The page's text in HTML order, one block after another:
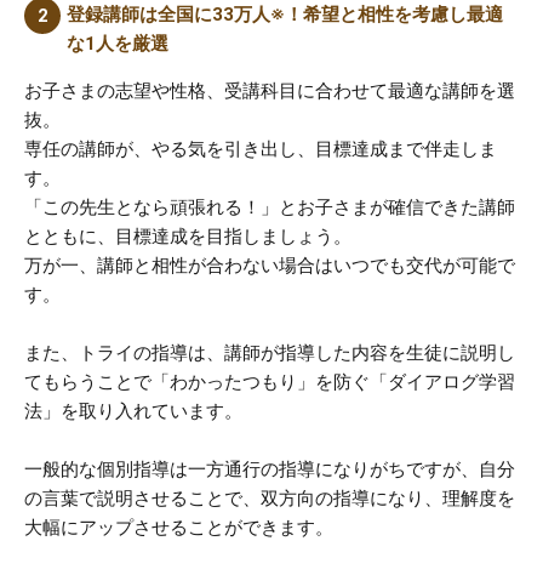
登録講師は全国に33万人※！希望と相性を考慮し最適
な1人を厳選
お子さまの志望や性格、受講科目に合わせて最適な講師を選
抜。
専任の講師が、やる気を引き出し、目標達成まで伴走しま
す。
「この先生となら頑張れる！」とお子さまが確信できた講師
とともに、目標達成を目指しましょう。
万が一、講師と相性が合わない場合はいつでも交代が可能で
す。
また、トライの指導は、講師が指導した内容を生徒に説明し
てもらうことで「わかったつもり」を防ぐ「ダイアログ学習
法」を取り入れています。
一般的な個別指導は一方通行の指導になりがちですが、自分
の言葉で説明させることで、双方向の指導になり、理解度を
大幅にアップさせることができます。